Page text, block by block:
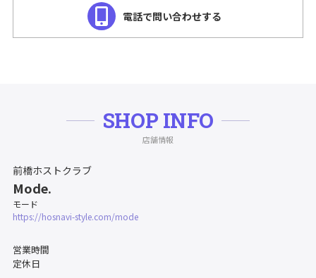
電話で問い合わせする
SHOP INFO
店舗情報
前橋ホストクラブ
Mode.
モード
https://hosnavi-style.com/mode
営業時間
定休日